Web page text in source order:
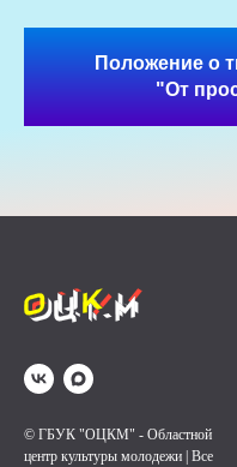
Положение о
"От
© ГБУК "ОЦКМ" - Областной
центр культуры молодежи | Все